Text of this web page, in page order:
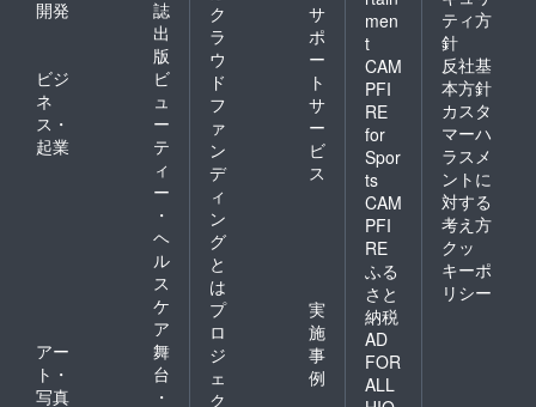
開発
誌
出
版
ビジ
ネ
ス・
起業
ビ
ュ
ー
テ
ィ
ー
・
ヘ
ル
ス
ケ
ア
アー
ト・
写真
舞
台
・
ク
ラ
ウ
ド
フ
ァ
ン
デ
ィ
ン
グ
と
は
サ
ポ
ー
ト
サ
ー
ビ
ス
プ
ロ
ジ
ェ
ク
実
施
事
例
men
t
CAM
PFI
RE
for
Spor
ts
CAM
PFI
RE
ふる
さと
納税
AD
FOR
ALL
ティ方
針
反社基
本方針
カスタ
マーハ
ラスメ
ントに
対する
考え方
クッ
キーポ
リシー